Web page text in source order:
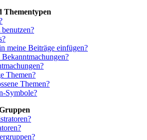
Thementypen
meine Beiträge einfügen?
Themen?
Themen?
Symbole?